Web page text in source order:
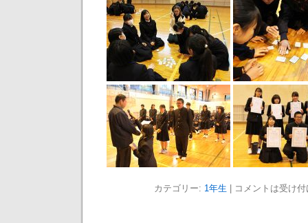
カテゴリー: 1年生 コメントは受け